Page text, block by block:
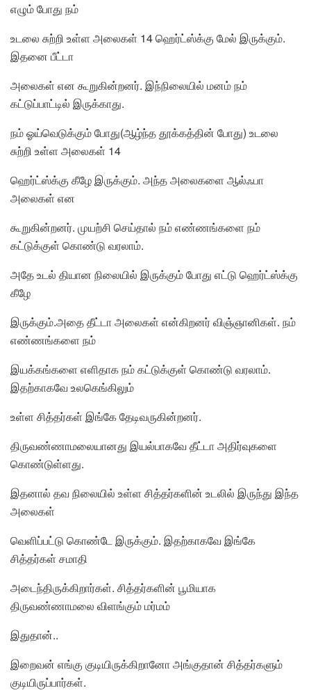
எழும் போது நம்
உடலை சுற்றி உள்ள அலைகள் 14 ஹெர்ட்ஸ்க்கு மேல் இருக்கும்.
இதனை பீட்டா
அலைகள் என கூறுகின்றனர். இந்நிலையில் மனம் நம்
கட்டுப்பாட்டில் இருக்காது.
நம் ஓய்வெடுக்கும் போது(ஆழ்ந்த தூக்கத்தின் போது) உடலை
சுற்றி உள்ள அலைகள் 14
ஹெர்ட்ஸ்க்கு கீழே இருக்கும். அந்த அலைகளை ஆல்ஃபா
அலைகள் என
கூறுகின்றனர். முயற்சி செய்தால் நம் எண்ணங்களை நம்
கட்டுக்குள் கொண்டு வரலாம்.
அதே உடல் தியான நிலையில் இருக்கும் போது எட்டு ஹெர்ட்ஸ்க்கு
கீழே
இருக்கும்.அதை தீட்டா அலைகள் என்கிறனர் விஞ்ஞானிகள். நம்
எண்ணங்களை நம்
இயக்கங்களை எளிதாக நம் கட்டுக்குள் கொண்டு வரலாம்.
இதற்காகவே உலகெங்கிலும்
உள்ள சித்தர்கள் இங்கே தேடிவருகின்றனர்.
திருவண்ணாமலையானது இயல்பாகவே தீட்டா அதிர்வுகளை
கொண்டுள்ளது.
இதனால் தவ நிலையில் உள்ள சித்தர்களின் உடலில் இருந்து இந்த
அலைகள்
வெளிப்பட்டு கொண்டே இருக்கும். இதற்காகவே இங்கே
சித்தர்கள் சமாதி
அடைந்திருக்கிறார்கள். சித்தர்களின் பூமியாக
திருவண்ணாமலை விளங்கும் மர்மம்
இதுதான்..
இறைவன் எங்கு குடியிருக்கிறானோ அங்குதான் சித்தர்களும்
குடியிருப்பார்கள்.